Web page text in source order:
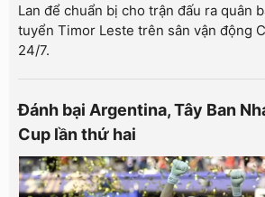
Lan để chuẩn bị cho trận đấu ra quân
tuyển Timor Leste trên sân vận động
24/7.
Đánh bại Argentina, Tây Ban
Cup lần thứ hai